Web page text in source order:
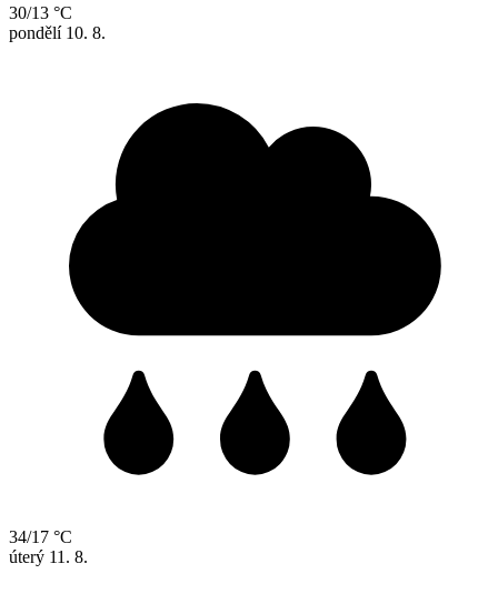
30/13 °C
pondělí 10. 8.
34/17 °C
úterý 11. 8.